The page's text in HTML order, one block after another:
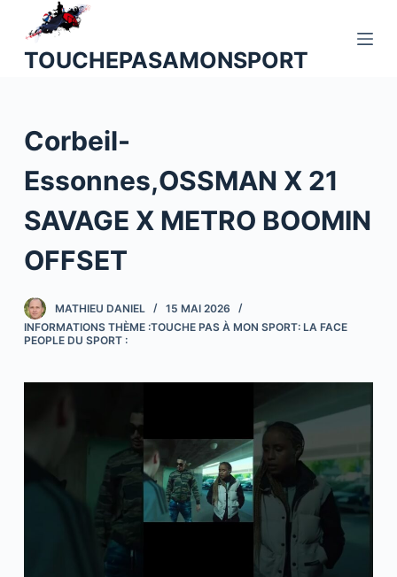
o
n
u
TOUCHEPASAMONSPORT
Corbeil-
Essonnes,OSSMAN X 21
SAVAGE X METRO BOOMIN
OFFSET
MATHIEU DANIEL
15 MAI 2026
INFORMATIONS THÈME :TOUCHE PAS À MON SPORT: LA FACE
PEOPLE DU SPORT :